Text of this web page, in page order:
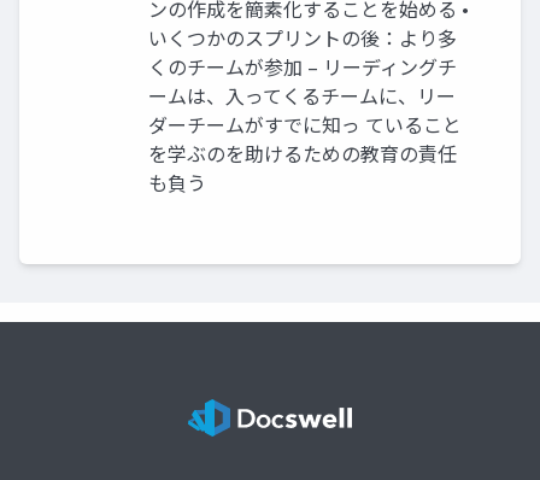
ンの作成を簡素化することを始める •
いくつかのスプリントの後：より多
くのチームが参加 – リーディングチ
ームは、入ってくるチームに、リー
ダーチームがすでに知っ ていること
を学ぶのを助けるための教育の責任
も負う